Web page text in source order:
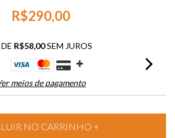
R$290,00
R$58,00SEM JUROS
meios de pagamento